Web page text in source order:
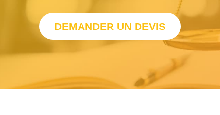
DEMANDER UN DEVIS